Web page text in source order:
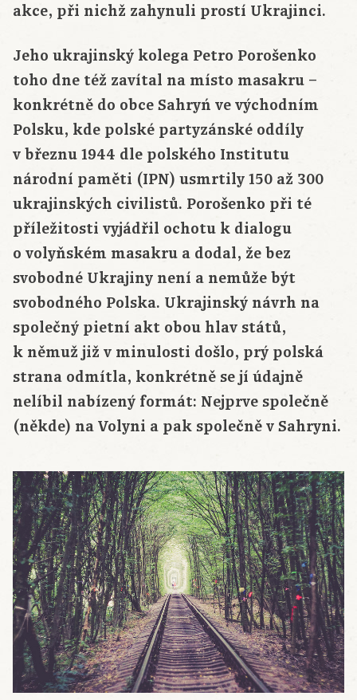
akce, při nichž zahynuli prostí Ukrajinci.
Jeho ukrajinský kolega Petro Porošenko
toho dne též zavítal na místo masakru –
konkrétně do obce Sahryń ve východním
Polsku, kde polské partyzánské oddíly
v březnu 1944 dle polského Institutu
národní paměti (IPN) usmrtily 150 až 300
ukrajinských civilistů. Porošenko při té
příležitosti vyjádřil ochotu k dialogu
o volyňském masakru a dodal, že bez
svobodné Ukrajiny není a nemůže být
svobodného Polska. Ukrajinský návrh na
společný pietní akt obou hlav států,
k němuž již v minulosti došlo, prý polská
strana odmítla, konkrétně se jí údajně
nelíbil nabízený formát: Nejprve společně
(někde) na Volyni a pak společně v Sahryni.